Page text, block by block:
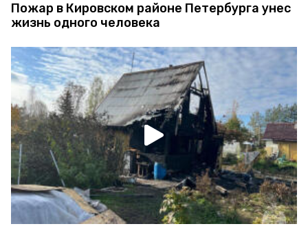
Пожар в Кировском районе Петербурга унес
жизнь одного человека